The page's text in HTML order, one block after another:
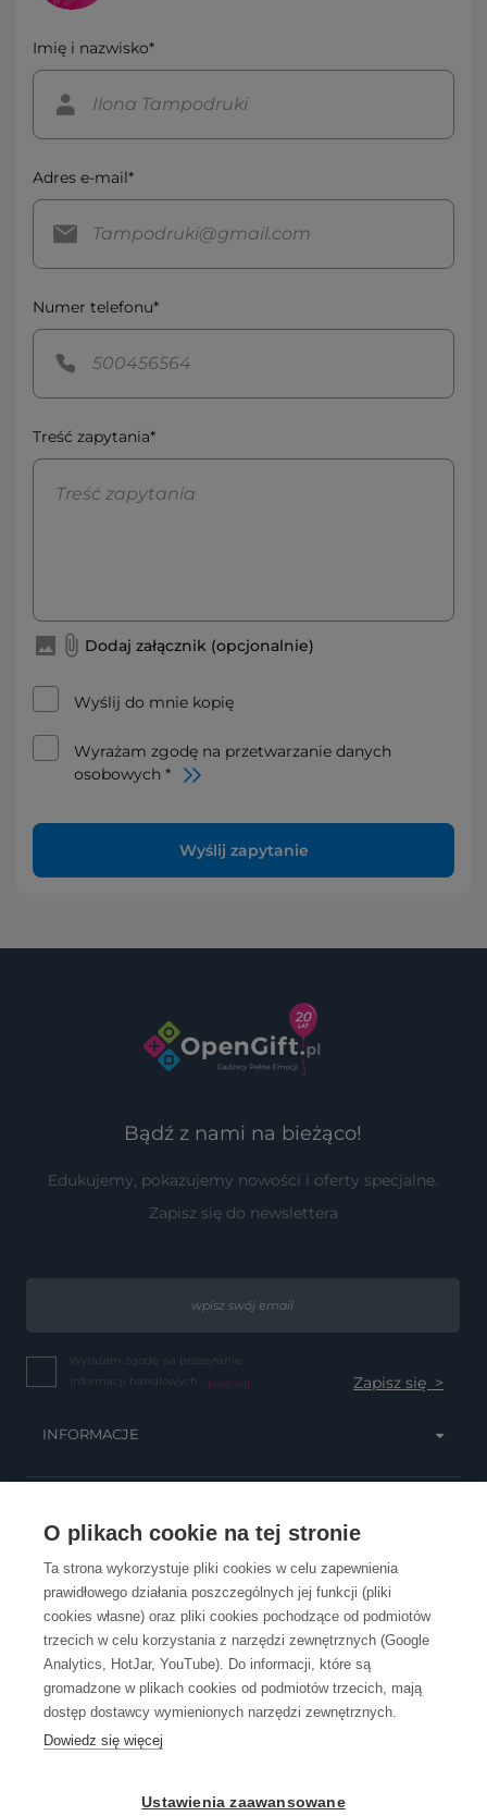
O plikach cookie na tej stronie
Ta strona wykorzystuje pliki cookies w celu zapewnienia
prawidłowego działania poszczególnych jej funkcji (pliki
cookies własne) oraz pliki cookies pochodzące od podmiotów
trzecich w celu korzystania z narzędzi zewnętrznych (Google
Analytics, HotJar, YouTube). Do informacji, które są
gromadzone w plikach cookies od podmiotów trzecich, mają
dostęp dostawcy wymienionych narzędzi zewnętrznych.
Dowiedz się więcej
Ustawienia zaawansowane
Imię i nazwisko*
Adres e-mail*
Numer telefonu*
Treść zapytania*
Dodaj załącznik (opcjonalnie)
Wyślij do mnie kopię
Wyrażam zgodę na przetwarzanie danych
osobowych *
Wyślij zapytanie
Bądź z nami na bieżąco!
Edukujemy, pokazujemy nowości i oferty specjalne.
Zapisz się do newslettera
Wyrażam zgodę na przesyłanie
informacji handlowych... (więcej)
INFORMACJE
OBSŁUGA KLIENTA
KONTAKT
OpenGift jest częścią ReflectGroup.